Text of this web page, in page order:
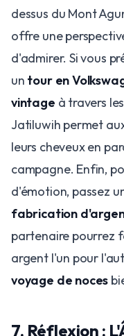
dessus du Mont
offre une
d'admirer. Si vous
un tour en
vintage à travers
Jatiluwih permet
leurs cheveux en
campagne. Enfin,
d'émotion, passez
fabrication
partenaire pourrez
argent l'un pour
voyage de noces
7. Réflexion :